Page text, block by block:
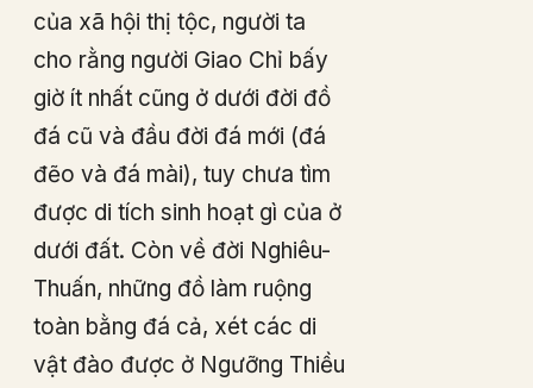
của xã hội thị tộc, người ta
cho rằng người Giao Chỉ bấy
giờ ít nhất cũng ở dưới đời đồ
đá cũ và đầu đời đá mới (đá
đẽo và đá mài), tuy chưa tìm
được di tích sinh hoạt gì của ở
dưới đất. Còn về đời Nghiêu-
Thuấn, những đồ làm ruộng
toàn bằng đá cả, xét các di
vật đào được ở Ngưỡng Thiều